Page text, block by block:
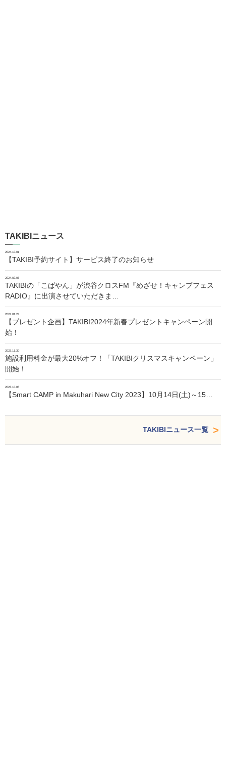
TAKIBIニュース
2024.10.01
【TAKIBI予約サイト】サービス終了のお知らせ
2024.02.06
TAKIBIの「こばやん」が渋谷クロスFM『めざせ！キャンプフェス
RADIO』に出演させていただきま…
2024.01.24
【プレゼント企画】TAKIBI2024年新春プレゼントキャンペーン開
始！
2023.11.30
施設利用料金が最大20%オフ！「TAKIBIクリスマスキャンペーン」
開始！
2023.10.05
【Smart CAMP in Makuhari New City 2023】10月14日(土)～15…
TAKIBIニュース一覧